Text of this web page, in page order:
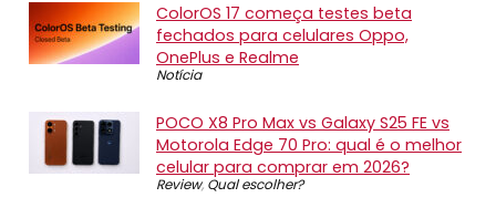
ColorOS 17 começa testes beta
fechados para celulares Oppo,
OnePlus e Realme
Notícia
POCO X8 Pro Max vs Galaxy S25 FE vs
Motorola Edge 70 Pro: qual é o melhor
celular para comprar em 2026?
Review, Qual escolher?